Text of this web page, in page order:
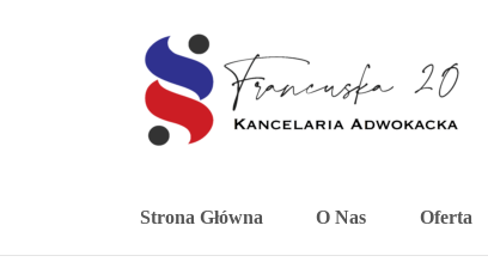
Strona Główna O Nas Oferta